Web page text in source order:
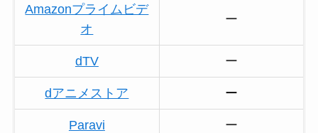
Amazonプライムビデ
オ
ー
dTV ー
dアニメストア ー
Paravi ー